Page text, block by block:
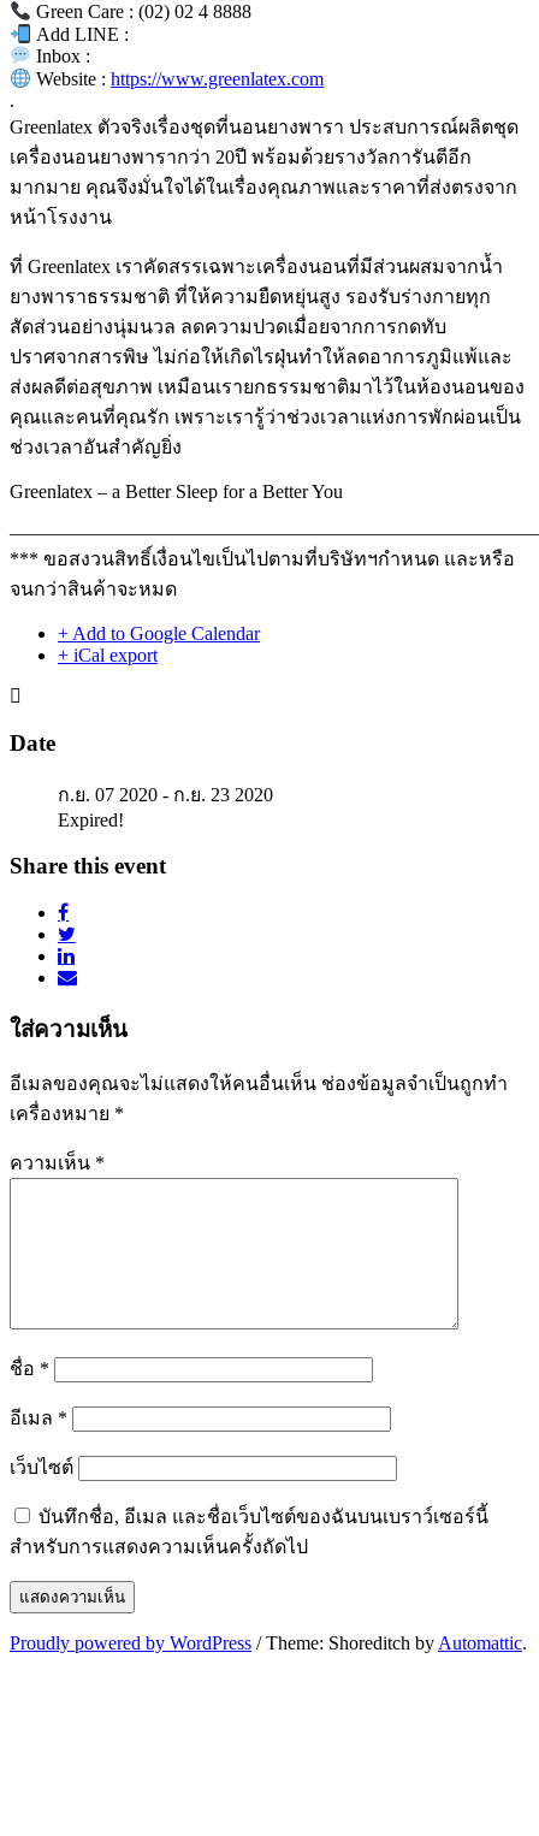
Green Care : (02) 02 4 8888
Add LINE :
Inbox :
Website :https://www.greenlatex.com
.
Greenlatex ตัวจริงเรื่องชุดที่นอนยางพารา ประสบการณ์ผลิตชุด
เครื่องนอนยางพารากว่า 20ปี พร้อมด้วยรางวัลการันตีอีก
มากมาย คุณจึงมั่นใจได้ในเรื่องคุณภาพและราคาที่ส่งตรงจาก
หน้าโรงงาน
ที่ Greenlatex เราคัดสรรเฉพาะเครื่องนอนที่มีส่วนผสมจากน้ำ
ยางพาราธรรมชาติ ที่ให้ความยืดหยุ่นสูง รองรับร่างกายทุก
สัดส่วนอย่างนุ่มนวล ลดความปวดเมื่อยจากการกดทับ
ปราศจากสารพิษ ไม่ก่อให้เกิดไรฝุ่นทำให้ลดอาการภูมิแพ้และ
ส่งผลดีต่อสุขภาพ เหมือนเรายกธรรมชาติมาไว้ในห้องนอนของ
คุณและคนที่คุณรัก เพราะเรารู้ว่าช่วงเวลาแห่งการพักผ่อนเป็น
ช่วงเวลาอันสำคัญยิ่ง
Greenlatex – a Better Sleep for a Better You
*** ขอสงวนสิทธิ์เงื่อนไขเป็นไปตามที่บริษัทฯกำหนด และหรือ
จนกว่าสินค้าจะหมด
+ Add to Google Calendar
+ iCal export
Date
ก.ย. 07 2020 - ก.ย. 23 2020
Expired!
Share this event
ใส่ความเห็น
อีเมลของคุณจะไม่แสดงให้คนอื่นเห็น ช่องข้อมูลจำเป็นถูกทำ
เครื่องหมาย *
ความเห็น *
ชื่อ *
อีเมล *
เว็บไซต์
บันทึกชื่อ, อีเมล และชื่อเว็บไซต์ของฉันบนเบราว์เซอร์นี้
สำหรับการแสดงความเห็นครั้งถัดไป
Proudly powered by WordPress /Theme: Shoreditch by Automattic.